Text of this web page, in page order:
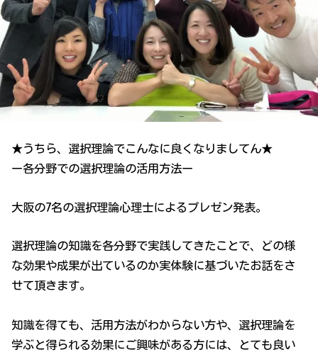
★うちら、選択理論でこんなに良くなりましてん★
ー各分野での選択理論の活用方法ー
大阪の7名の選択理論心理士によるプレゼン発表。
選択理論の知識を各分野で実践してきたことで、どの様
な効果や成果が出ているのか実体験に基づいたお話をさ
せて頂きます。
知識を得ても、活用方法がわからない方や、選択理論を
学ぶと得られる効果にご興味がある方には、とても良い